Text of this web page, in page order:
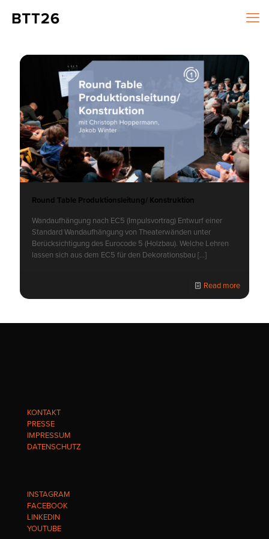
Round Table Produktionsleitung/ Konstruktion
Wandaufhängung nach EC5 (Impulsvortrag) Entwurf einer
Standard Wandaufhängung von Theaterwänden unter
Berücksichtigung des Eurocode 5 (Holzbau). Welche Lehren
lassen sich aus dem EC5 für den Dekorationsbau […]
Read more
KONTAKT
PRESSE
IMPRESSUM
DATENSCHUTZ
INSTAGRAM
FACEBOOK
LINKEDIN
YOUTUBE